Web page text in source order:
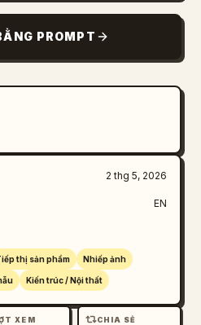
PROMPT
2 thg 5, 2026
EN
thị sản phẩm Nhiếp ảnh
Kiến trúc / Nội thất
XEM CHIA SẺ